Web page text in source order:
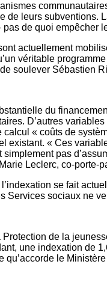
leurs subventions.
de quoi empêcher
actuellement
véritable
soulever Sébastien
du
D’autres
« coûts de
existant. « Ces
simplement pas
Leclerc, co-porte-
se fait
sociaux ne
de la
une indexation de
le